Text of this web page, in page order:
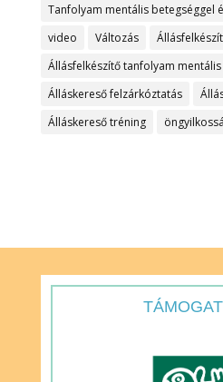
Tanfolyam mentális betegséggel
video
Változás
Állásfelkészítő tanfolyam
Álláskereső felzárkóztatás
Álláskereső tréning